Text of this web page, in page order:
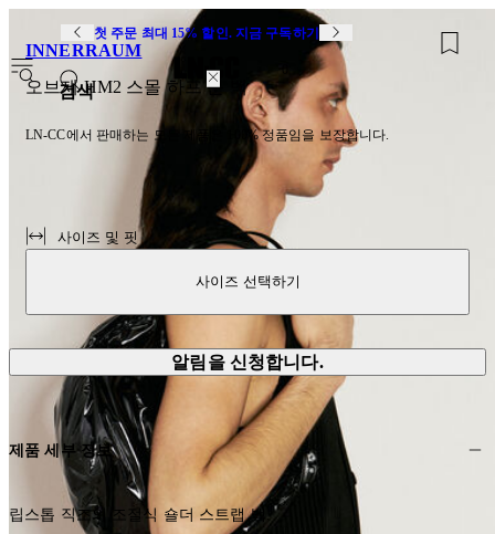
첫 주문 최대 15% 할인. 지금 구독하기
검색
INNERRAUM
오브제 HM2 스몰 하프 문 백
LN-CC에서 판매하는 모든 제품은 100% 정품임을 보장합니다.
사이즈 및 핏
사이즈 선택하기
알림을 신청합니다.
제품 세부 정보
립스톱 직조의 조절식 숄더 스트랩 백.